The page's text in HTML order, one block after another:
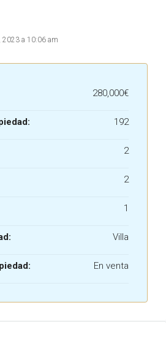
2023 a 10:06 am
280,000€
192
2
2
1
Villa
En venta